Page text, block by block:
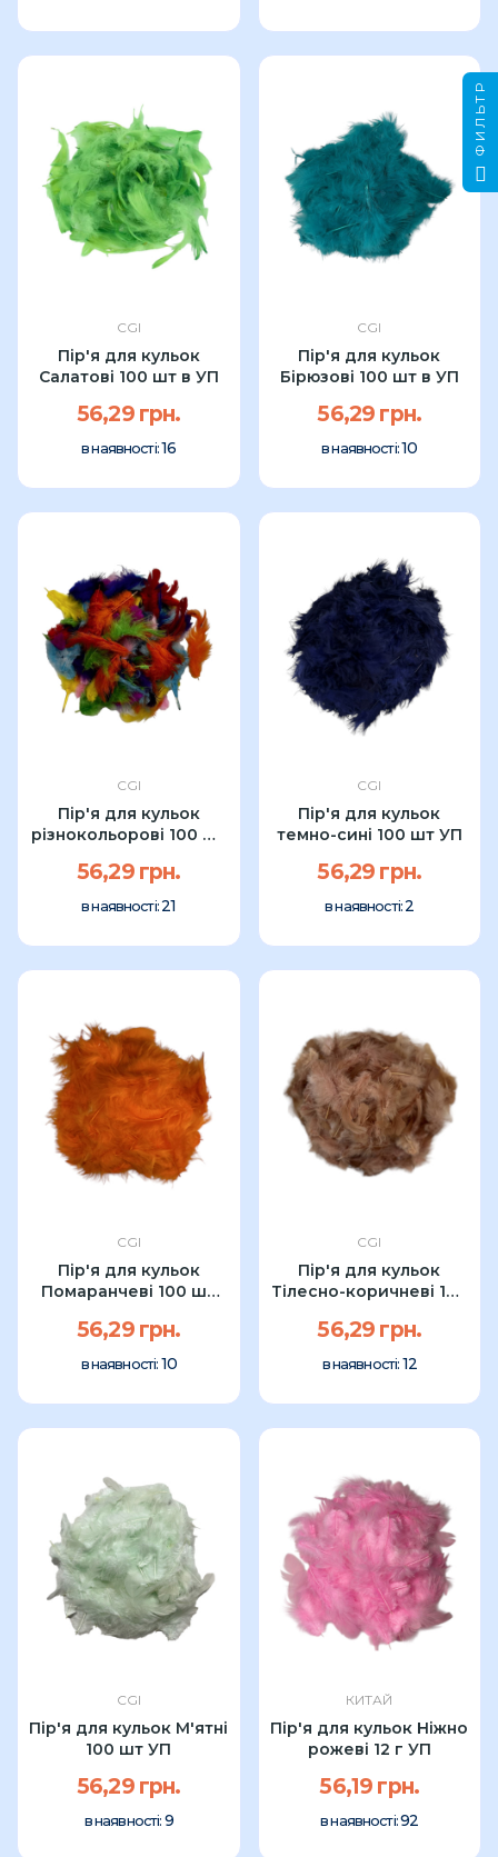
CGI
Пір'я для кульок
Салатові 100 шт в УП
56,29 грн.
в наявності:16
CGI
Пір'я для кульок
Бірюзові 100 шт в УП
56,29 грн.
в наявності:10
CGI
Пір'я для кульок
різнокольорові 100 шт
56,29 грн.
в наявності:21
CGI
Пір'я для кульок
темно-сині 100 шт УП
56,29 грн.
в наявності:2
CGI
Пір'я для кульок
Помаранчеві 100 шт
56,29 грн.
в наявності: 10
CGI
Пір'я для кульок
Тілесно-коричневі 100
56,29 грн.
в наявності: 12
CGI
Пір'я для кульок М'ятні
100 шт УП
56,29 грн.
в наявності: 9
КИТАЙ
Пір'я для кульок Ніжно
рожеві 12 г УП
56,19 грн.
в наявності:92
ФИЛЬТР